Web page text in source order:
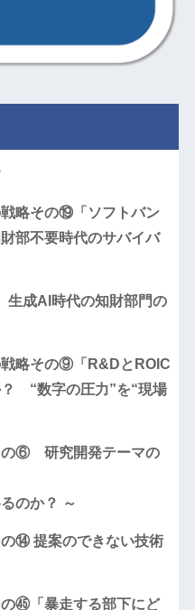
略その⑲「ソフトバン
部不要時代のサバイバ
生成AI時代の知財部門の
略その⑨「R&DとROIC
“数字の圧力”を“現場
の⑥ 研究開発テーマの
のか？ ～
⑭ 提案のできない技術
㊺「暴走する部下にど